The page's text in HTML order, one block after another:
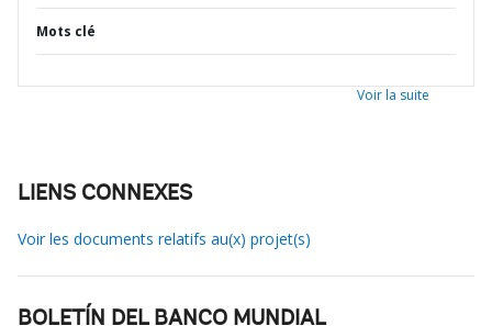
Mots clé
Voir la suite
LIENS CONNEXES
Voir les documents relatifs au(x) projet(s)
BOLETÍN DEL BANCO MUNDIAL